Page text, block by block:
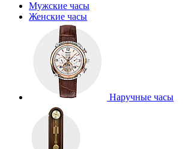
Мужские часы
Женские часы
Наручные часы